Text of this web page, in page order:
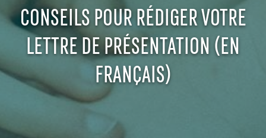
CONSEILS POUR RÉDIGER VOTRE
LETTRE DE PRÉSENTATION (EN
FRANÇAIS)